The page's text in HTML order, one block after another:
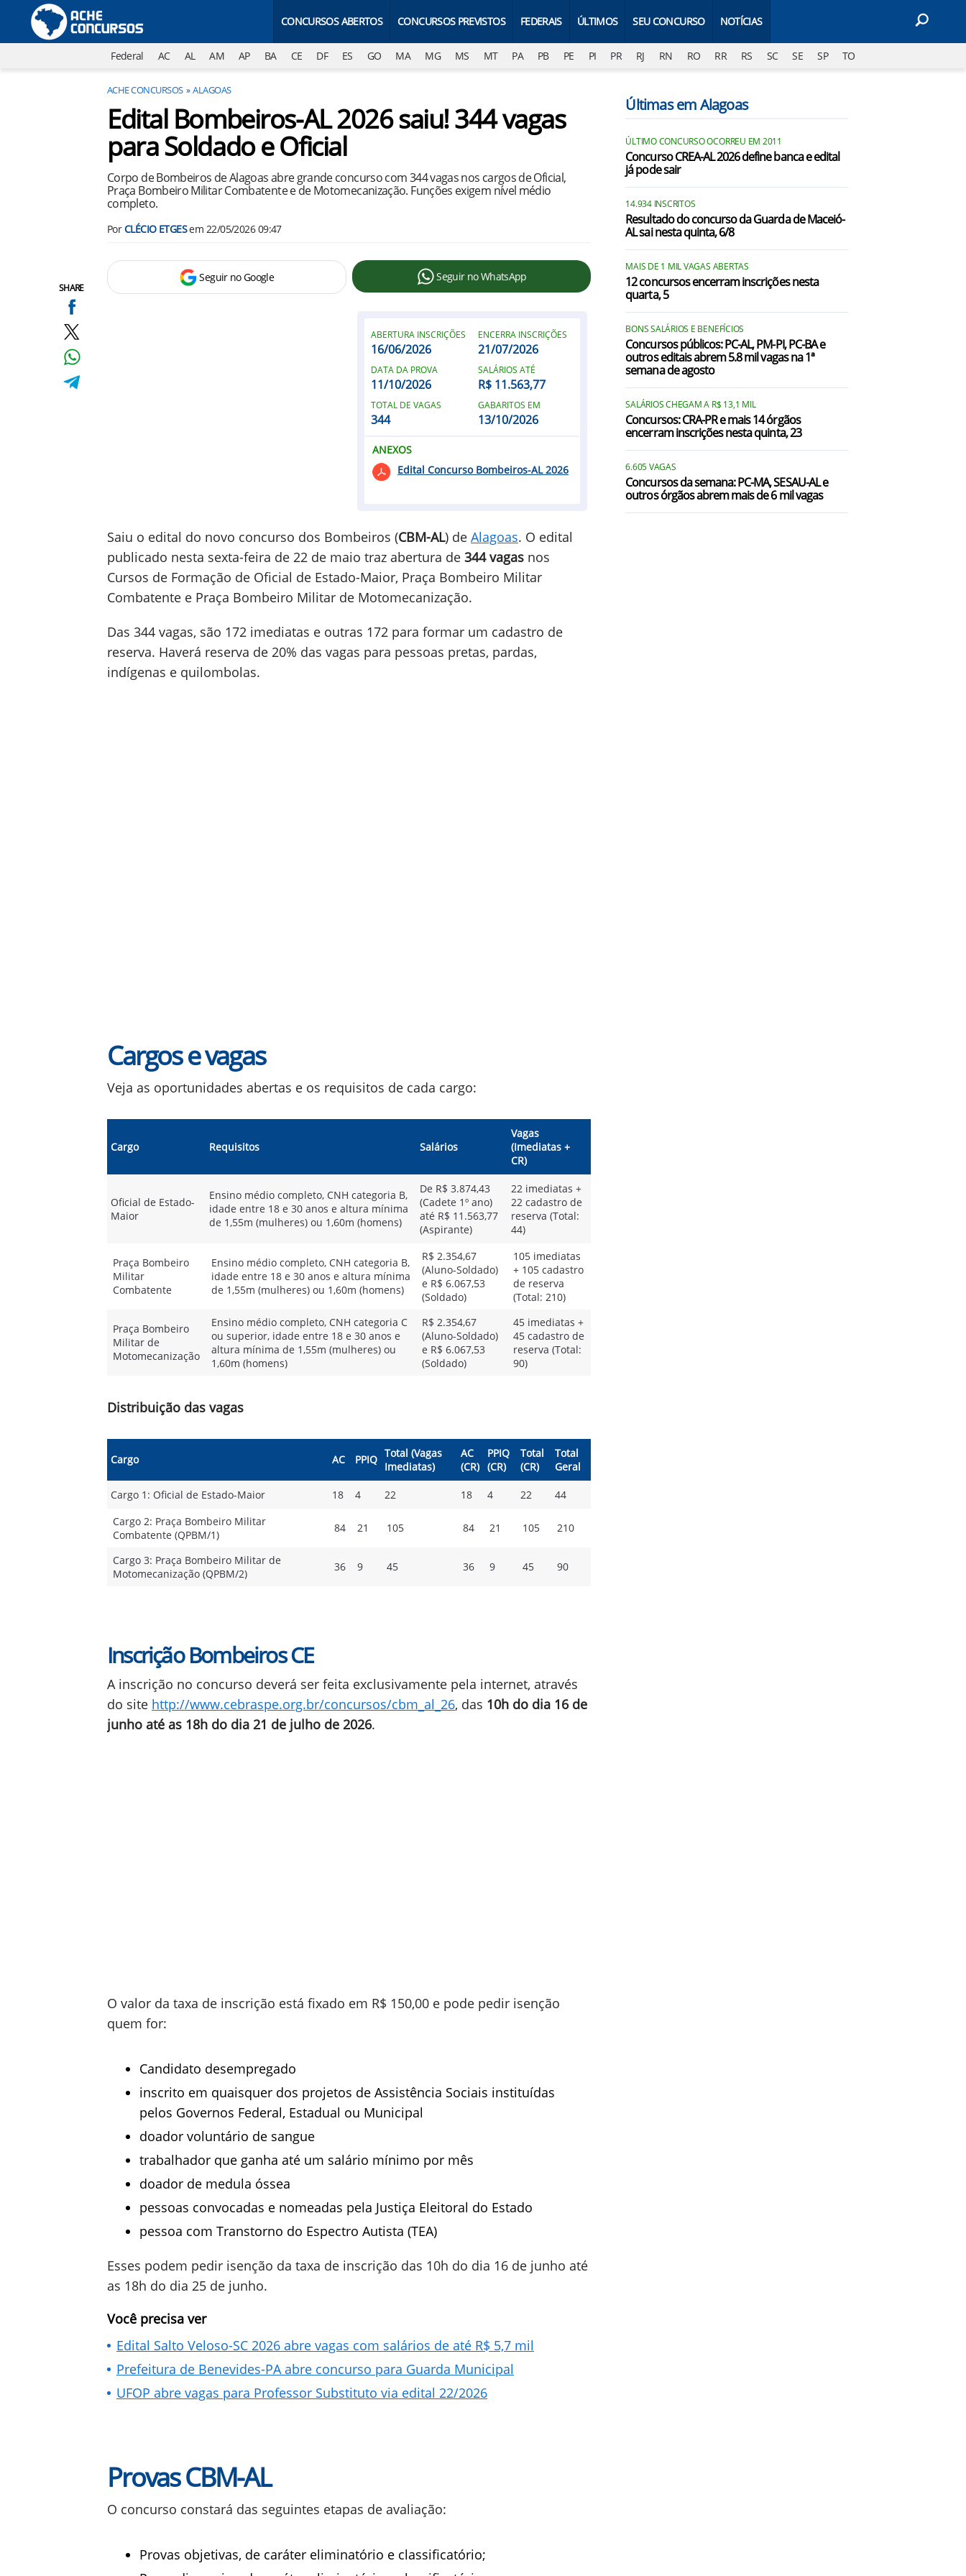
CONCURSOS ABERTOS CONCURSOS PREVISTOS FEDERAIS ÚLTIMOS SEU CONCURSO NOTÍCIAS
Federal AC AL AM AP BA CE DF ES GO MA MG MS MT PA PB PE PI PR RJ RN RO RR RS SC SE SP TO
ACHE CONCURSOS ALAGOAS
SHARE
Edital Bombeiros-AL 2026 saiu! 344 vagas
para Soldado e Oficial
Corpo de Bombeiros de Alagoas abre grande concurso com 344 vagas nos cargos de Oficial,
Praça Bombeiro Militar Combatente e de Motomecanização. Funções exigem nível médio
completo.
PorCLÉCIO ETGESem 22/05/2026 09:47
Seguir no Google Seguir no WhatsApp
Saiu o edital do novo concurso dos Bombeiros (CBM-AL) de Alagoas. O edital
publicado nesta sexta-feira de 22 de maio traz abertura de 344 vagas nos
Cursos de Formação de Oficial de Estado-Maior, Praça Bombeiro Militar
Combatente e Praça Bombeiro Militar de Motomecanização.
ABERTURA INSCRIÇÕES
16/06/2026
ENCERRA INSCRIÇÕES
21/07/2026
DATA DA PROVA
11/10/2026
SALÁRIOS ATÉ
R$ 11.563,77
TOTAL DE VAGAS
344
GABARITOS EM
13/10/2026
ANEXOS
Edital Concurso Bombeiros-AL 2026
Das 344 vagas, são 172 imediatas e outras 172 para formar um cadastro de
reserva. Haverá reserva de 20% das vagas para pessoas pretas, pardas,
indígenas e quilombolas.
Cargos e vagas
Veja as oportunidades abertas e os requisitos de cada cargo:
Cargo Requisitos Salários
Vagas
(Imediatas +
CR)
Oficial de Estado-
Maior
Ensino médio completo, CNH categoria B,
idade entre 18 e 30 anos e altura mínima
de 1,55m (mulheres) ou 1,60m (homens)
De R$ 3.874,43
(Cadete 1º ano)
até R$ 11.563,77
(Aspirante)
22 imediatas +
22 cadastro de
reserva (Total:
44)
Praça Bombeiro
Militar
Combatente
Ensino médio completo, CNH categoria B,
idade entre 18 e 30 anos e altura mínima
de 1,55m (mulheres) ou 1,60m (homens)
R$ 2.354,67
(Aluno-Soldado)
e R$ 6.067,53
(Soldado)
105 imediatas
+ 105 cadastro
de reserva
(Total: 210)
Praça Bombeiro
Militar de
Motomecanização
Ensino médio completo, CNH categoria C
ou superior, idade entre 18 e 30 anos e
altura mínima de 1,55m (mulheres) ou
1,60m (homens)
R$ 2.354,67
(Aluno-Soldado)
e R$ 6.067,53
(Soldado)
45 imediatas +
45 cadastro de
reserva (Total:
90)
Distribuição das vagas
Cargo AC PPIQ Total (Vagas
Imediatas)
AC
(CR)
PPIQ
(CR)
Total
(CR)
Total
Geral
Cargo 1: Oficial de Estado-Maior 18 4 22 18 4 22
44
Cargo 2: Praça Bombeiro Militar
Combatente (QPBM/1)
84 21 105 84 21 105 210
Cargo 3: Praça Bombeiro Militar de
Motomecanização (QPBM/2)
36 9 45 36 9 45 90
Inscrição Bombeiros CE
A inscrição no concurso deverá ser feita exclusivamente pela internet, através
do site http://www.cebraspe.org.br/concursos/cbm_al_26, das 10h do dia 16 de
junho até as 18h do dia 21 de julho de 2026.
O valor da taxa de inscrição está fixado em R$ 150,00 e pode pedir isenção
quem for:
Candidato desempregado
inscrito em quaisquer dos projetos de Assistência Sociais instituídas
pelos Governos Federal, Estadual ou Municipal
doador voluntário de sangue
trabalhador que ganha até um salário mínimo por mês
doador de medula óssea
pessoas convocadas e nomeadas pela Justiça Eleitoral do Estado
pessoa com Transtorno do Espectro Autista (TEA)
Esses podem pedir isenção da taxa de inscrição das 10h do dia 16 de junho até
as 18h do dia 25 de junho.
Você precisa ver
Edital Salto Veloso-SC 2026 abre vagas com salários de até R$ 5,7 mil
Prefeitura de Benevides-PA abre concurso para Guarda Municipal
UFOP abre vagas para Professor Substituto via edital 22/2026
Provas CBM-AL
O concurso constará das seguintes etapas de avaliação:
Provas objetivas, de caráter eliminatório e classificatório;
Últimas em Alagoas
ÚLTIMO CONCURSO OCORREU EM 2011
Concurso CREA-AL 2026 define banca e edital
já pode sair
14.934 INSCRITOS
Resultado do concurso da Guarda de Maceió-
AL sai nesta quinta, 6/8
MAIS DE 1 MIL VAGAS ABERTAS
12 concursos encerram inscrições nesta
quarta, 5
BONS SALÁRIOS E BENEFÍCIOS
Concursos públicos: PC-AL, PM-PI, PC-BA e
outros editais abrem 5.8 mil vagas na 1ª
semana de agosto
SALÁRIOS CHEGAM A R$ 13,1 MIL
Concursos: CRA-PR e mais 14 órgãos
encerram inscrições nesta quinta, 23
6.605 VAGAS
Concursos da semana: PC-MA, SESAU-AL e
outros órgãos abrem mais de 6 mil vagas